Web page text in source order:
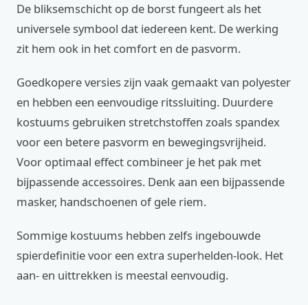
De bliksemschicht op de borst fungeert als het
universele symbool dat iedereen kent. De werking
zit hem ook in het comfort en de pasvorm.
Goedkopere versies zijn vaak gemaakt van polyester
en hebben een eenvoudige ritssluiting. Duurdere
kostuums gebruiken stretchstoffen zoals spandex
voor een betere pasvorm en bewegingsvrijheid.
Voor optimaal effect combineer je het pak met
bijpassende accessoires. Denk aan een bijpassende
masker, handschoenen of gele riem.
Sommige kostuums hebben zelfs ingebouwde
spierdefinitie voor een extra superhelden-look. Het
aan- en uittrekken is meestal eenvoudig.